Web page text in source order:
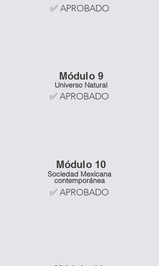
✅ APROBADO
Módulo 9
Universo Natural
✅ APROBADO
Sociedad Mexicana
contemporánea
✅ APROBADO
Módulo 10